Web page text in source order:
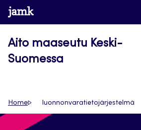
Siirry
suoraan
www.jamk.fi
Aito maaseutu Keski-
Suomessa
Home luonnonvaratietojärjestelmä